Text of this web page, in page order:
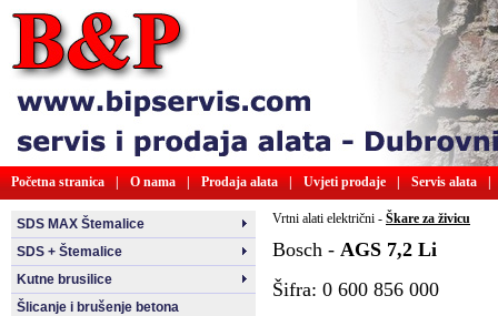
Početna stranica | O nama | Prodaja alata | Uvjeti prodaje | Servis alata |
SDS MAX Štemalice
SDS + Štemalice
Kutne brusilice
Šlicanje i brušenje betona
Vrtni alati električni - Škare za živicu
Bosch - AGS 7,2 Li
Šifra: 0 600 856 000